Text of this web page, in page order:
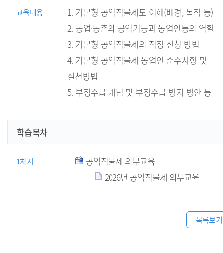
교육내용
1. 기본형 공익직불제도 이해(배경, 목적 등)
2. 농업·농촌의 공익기능과 농업인등의 역할
3. 기본형 공익직불제의 적정 신청 방법
4. 기본형 공익직불제 농업인 준수사항 및
실천방법
5. 부정수급 개념 및 부정수급 방지 방안 등
학습목차
1차시
공익직불제 의무교육
2026년 공익직불제 의무교육
목록보기